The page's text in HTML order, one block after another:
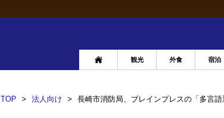
観光 外食 宿泊
TOP > 法人向け > 長崎市消防局、ブレインプレスの「多言